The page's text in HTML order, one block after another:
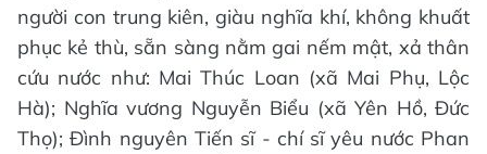
người con trung kiên, giàu nghĩa khí, không khuất
phục kẻ thù, sẵn sàng nằm gai nếm mật, xả thân
cứu nước như: Mai Thúc Loan (xã Mai Phụ, Lộc
Hà); Nghĩa vương Nguyễn Biểu (xã Yên Hồ, Đức
Thọ); Đình nguyên Tiến sĩ - chí sĩ yêu nước Phan